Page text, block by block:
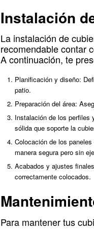
Instalación
La instalación de
recomendable contar
A continuación, te
Planificación y diseño:
patio.
Preparación del área:
Instalación de los perfiles
sólida que soporte la
Colocación de los
manera segura pero sin
Acabados y ajustes
correctamente colocados.
Para mantener tus